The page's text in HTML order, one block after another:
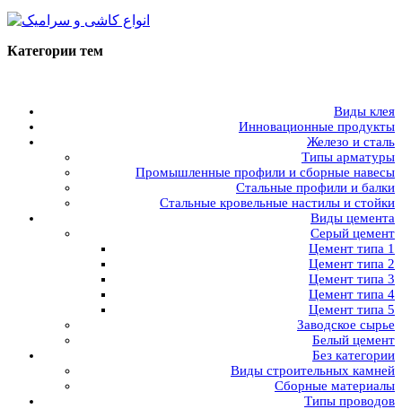
Категории тем
Виды клея
Инновационные продукты
Железо и сталь
Типы арматуры
Промышленные профили и сборные навесы
Стальные профили и балки
Стальные кровельные настилы и стойки
Виды цемента
Серый цемент
Цемент типа 1
Цемент типа 2
Цемент типа 3
Цемент типа 4
Цемент типа 5
Заводское сырье
Белый цемент
Без категории
Виды строительных камней
Сборные материалы
Типы проводов